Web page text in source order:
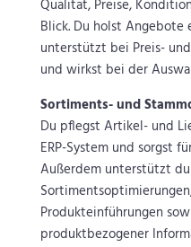
Qualität, Preise,
Blick. Du holst
unterstützt bei Preis-
und wirkst bei der
Sortiments- und
Du pflegst Artikel- und
ERP-System und sorgst
Außerdem unterstützt
Produkteinführungen
produktbezogener